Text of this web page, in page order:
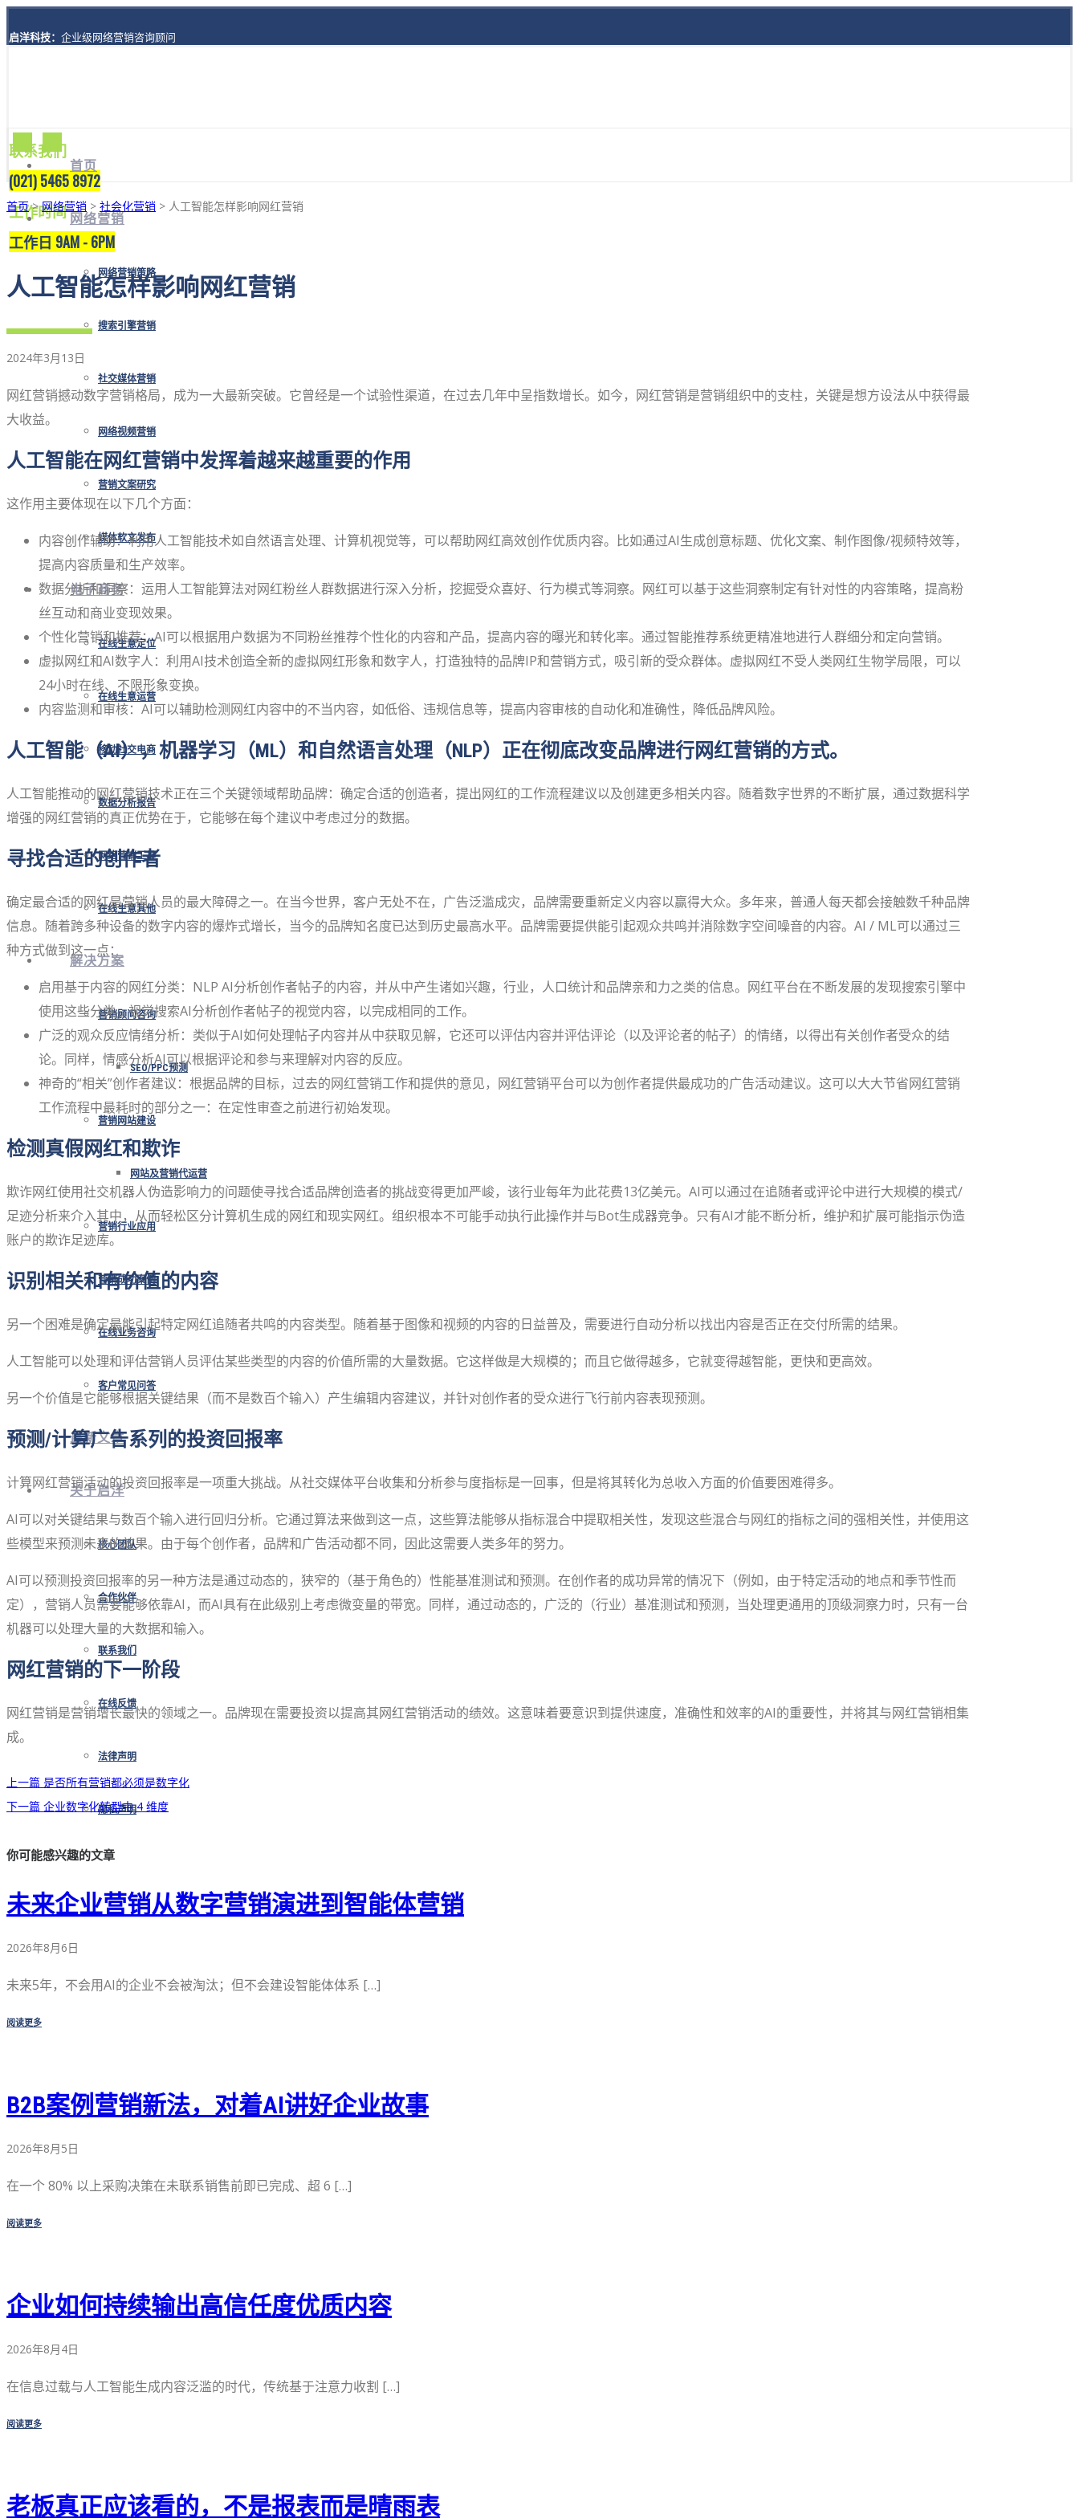
启洋科技： 企业级网络营销咨询顾问
联系我们
(021) 5465 8972
工作时间
工作日 9AM - 6PM
首页
网络营销
网络营销策略
搜索引擎营销
社交媒体营销
网络视频营销
营销文案研究
媒体软文发布
电子商务
在线生意定位
在线生意运营
移动社交电商
数据分析报告
网络营销工具
在线生意其他
解决方案
营销顾问咨询
SEO/PPC预测
营销网站建设
网站及营销代运营
营销行业应用
营销成功案例
在线业务咨询
客户常见问答
最新文章
关于启洋
核心团队
合作伙伴
联系我们
在线反馈
法律声明
隐私声明
首页>网络营销 > 社会化营销 > 人工智能怎样影响网红营销
人工智能怎样影响网红营销
2024年3月13日
网红营销撼动数字营销格局，成为一大最新突破。它曾经是一个试验性渠道，在过去几年中呈指数增长。如今，网红营销是营销组织中的支柱，关键是想方设法从中获得最
大收益。
人工智能在网红营销中发挥着越来越重要的作用
这作用主要体现在以下几个方面：
内容创作辅助：利用人工智能技术如自然语言处理、计算机视觉等，可以帮助网红高效创作优质内容。比如通过AI生成创意标题、优化文案、制作图像/视频特效等，
提高内容质量和生产效率。
数据分析和洞察：运用人工智能算法对网红粉丝人群数据进行深入分析，挖掘受众喜好、行为模式等洞察。网红可以基于这些洞察制定有针对性的内容策略，提高粉
丝互动和商业变现效果。
个性化营销和推荐：AI可以根据用户数据为不同粉丝推荐个性化的内容和产品，提高内容的曝光和转化率。通过智能推荐系统更精准地进行人群细分和定向营销。
虚拟网红和AI数字人：利用AI技术创造全新的虚拟网红形象和数字人，打造独特的品牌IP和营销方式，吸引新的受众群体。虚拟网红不受人类网红生物学局限，可以
24小时在线、不限形象变换。
内容监测和审核：AI可以辅助检测网红内容中的不当内容，如低俗、违规信息等，提高内容审核的自动化和准确性，降低品牌风险。
人工智能（AI），机器学习（ML）和自然语言处理（NLP）正在彻底改变品牌进行网红营销的方式。
人工智能推动的网红营销技术正在三个关键领域帮助品牌：确定合适的创造者，提出网红的工作流程建议以及创建更多相关内容。随着数字世界的不断扩展，通过数据科学
增强的网红营销的真正优​​势在于，它能够在每个建议中考虑过分的数据。
寻找合适的创作者
确定最合适的网红是营销人员的最大障碍之一。在当今世界，客户无处不在，广告泛滥成灾，品牌需要重新定义内容以赢得大众。多年来，普通人每天都会接触数千种品牌
信息。随着跨多种设备的数字内容的爆炸式增长，当今的品牌知名度已达到历史最高水平。品牌需要提供能引起观众共鸣并消除数字空间噪音的内容。AI / ML可以通过三
种方式做到这一点：
启用基于内容的网红分类：NLP AI分析创作者帖子的内容，并从中产生诸如兴趣，行业，人口统计和品牌亲和力之类的信息。网红平台在不断发展的发现搜索引擎中
使用这些分类。视觉搜索AI分析创作者帖子的视觉内容，以完成相同的工作。
广泛的观众反应情绪分析：类似于AI如何处理帖子内容并从中获取见解，它还可以评估内容并评估评论（以及评论者的帖子）的情绪，以得出有关创作者受众的结
论。同样，情感分析AI可以根据评论和参与来理解对内容的反应。
神奇的“相关”创作者建议：根据品牌的目标，过去的网红营销工作和提供的意见，网红营销平台可以为创作者提供最成功的广告活动建议。这可以大大节省网红营销
工作流程中最耗时的部分之一：在定性审查之前进行初始发现。
检测真假网红和欺诈
欺诈网红使用社交机器人伪造影响力的问题使寻找合适品牌创造者的挑战变得更加严峻，该行业每年为此花费13亿美元。AI可以通过在追随者或评论中进行大规模的模式/
足迹分析来介入其中，从而轻松区分计算机生成的网红和现实网红。组织根本不可能手动执行此操作并与Bot生成器竞争。只有AI才能不断分析，维护和扩展可能指示伪造
账户的欺诈足迹库。
识别相关和有价值的内容
另一个困难是确定最能引起特定网红追随者共鸣的内容类型。随着基于图像和视频的内容的日益普及，需要进行自动分析以找出内容是否正在交付所需的结果。
人工智能可以处理和评估营销人员评估某些类型的内容的价值所需的大量数据。它这样做是大规模的；而且它做得越多，它就变得越智能，更快和更高效。
另一个价值是它能够根据关键结果（而不是数百个输入）产生编辑内容建议，并针对创作者的受众进行飞行前内容表现预测。
预测/计算广告系列的投资回报率
计算网红营销活动的投资回报率是一项重大挑战。从社交媒体平台收集和分析参与度指标是一回事，但是将其转化为总收入方面的价值要困难得多。
AI可以对关键结果与数百个输入进行回归分析。它通过算法来做到这一点，这些算法能够从指标混合中提取相关性，发现这些混合与网红的指标之间的强相关性，并使用这
些模型来预测未来的效果。由于每个创作者，品牌和广告活动都不同，因此这需要人类多年的努力。
AI可以预测投资回报率的另一种方法是通过动态的，狭窄的（基于角色的）性能基准测试和预测。在创作者的成功异常的情况下（例如，由于特定活动的地点和季节性而
定），营销人员需要能够依靠AI，而AI具有在此级别上考虑微变量的带宽。同样，通过动态的，广泛的（行业）基准测试和预测，当处理更通用的顶级洞察力时，只有一台
机器可以处理大量的大数据和输入。
网红营销的下一阶段
网红营销是营销增长最快的领域之一。品牌现在需要投资以提高其网红营销活动的绩效。这意味着要意识到提供速度，准确性和效率的AI的重要性，并将其与网红营销相集
成。
上一篇 是否所有营销都必须是数字化
下一篇 企业数字化转型中 4 维度
你可能感兴趣的文章
未来企业营销从数字营销演进到智能体营销
2026年8月6日
未来5年，不会用AI的企业不会被淘汰；但不会建设智能体体系 […]
阅读更多
B2B案例营销新法，对着AI讲好企业故事
2026年8月5日
在一个 80% 以上采购决策在未联系销售前即已完成、超 6 […]
阅读更多
企业如何持续输出高信任度优质内容
2026年8月4日
在信息过载与人工智能生成内容泛滥的时代，传统基于注意力收割 […]
阅读更多
老板真正应该看的，不是报表而是晴雨表